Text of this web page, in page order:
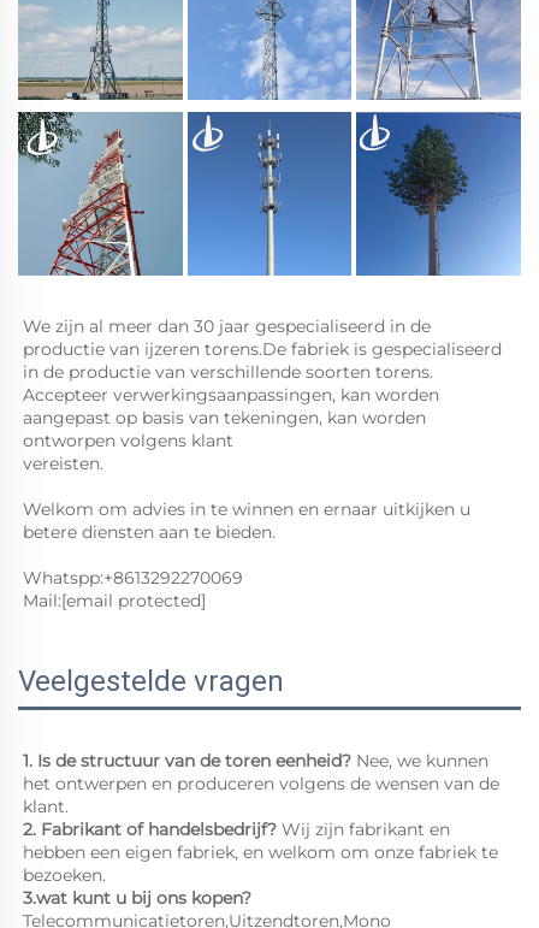
We zijn al meer dan 30 jaar gespecialiseerd in de
productie van ijzeren torens.De fabriek is gespecialiseerd
in de productie van verschillende soorten torens.
Accepteer verwerkingsaanpassingen, kan worden
aangepast op basis van tekeningen, kan worden
ontworpen volgens klant
vereisten.
Welkom om advies in te winnen en ernaar uitkijken u
betere diensten aan te bieden.
Whatspp:+8613292270069
Mail:[email protected]
Veelgestelde vragen
1. Is de structuur van de toren eenheid? Nee, we kunnen
het ontwerpen en produceren volgens de wensen van de
klant.
2. Fabrikant of handelsbedrijf? Wij zijn fabrikant en
hebben een eigen fabriek, en welkom om onze fabriek te
bezoeken.
3.wat kunt u bij ons kopen?
Telecommunicatietoren,Uitzendtoren,Mono